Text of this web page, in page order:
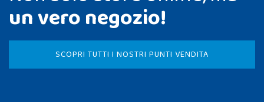
un vero negozio!
SCOPRI TUTTI I NOSTRI PUNTI VENDITA